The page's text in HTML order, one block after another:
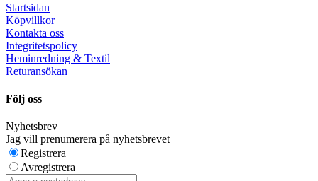
Startsidan
Köpvillkor
Kontakta oss
Integritetspolicy
Heminredning & Textil
Returansökan
Följ oss
Nyhetsbrev
Jag vill prenumerera på nyhetsbrevet
Registrera
Avregistrera